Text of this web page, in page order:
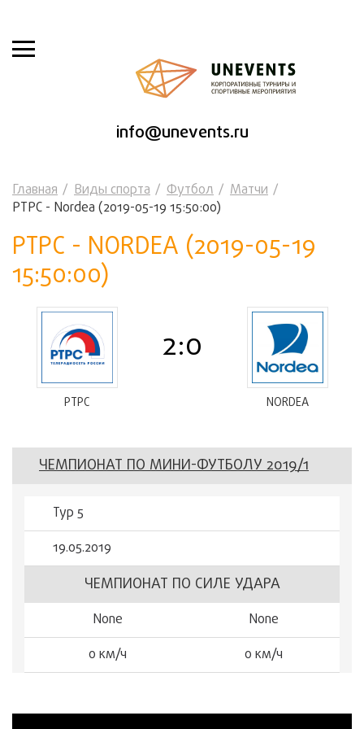
info@unevents.ru
Главная Виды спорта Футбол
Матчи
РТРС - Nordea (2019-05-19 15:50:00)
РТРС - NORDEA (2019-05-19
15:50:00)
РТРС
2:0
NORDEA
ЧЕМПИОНАТ ПО МИНИ-ФУТБОЛУ 2019/1
Тур 5
19.05.2019
ЧЕМПИОНАТ ПО СИЛЕ УДАРА
None
None
0 км/ч
0 км/ч